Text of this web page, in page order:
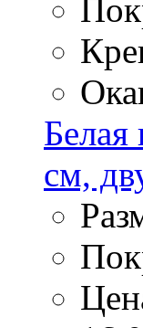
Белая
см,